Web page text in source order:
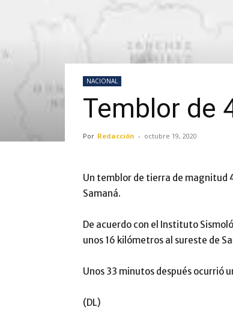
NACIONAL
Temblor de
Por Redacción - octubre 19, 2020
Un temblor de tierra de magnitud
Samaná.
De acuerdo con el Instituto
unos 16 kilómetros al sureste de
Unos 33 minutos después ocurrió
(DL)